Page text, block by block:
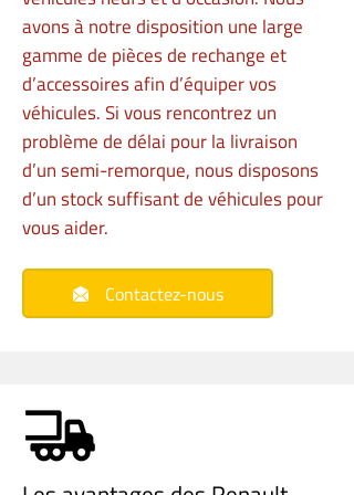
avons à notre disposition une large
gamme de pièces de rechange et
d’accessoires afin d’équiper vos
véhicules. Si vous rencontrez un
problème de délai pour la livraison
d’un semi-remorque, nous disposons
d’un stock suffisant de véhicules pour
vous aider.
Contactez-nous